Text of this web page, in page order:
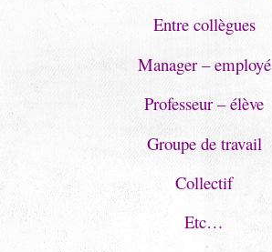
Entre collègues
Manager – employé
Professeur – élève
Groupe de travail
Collectif
Etc…